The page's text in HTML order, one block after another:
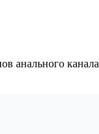
анального канала